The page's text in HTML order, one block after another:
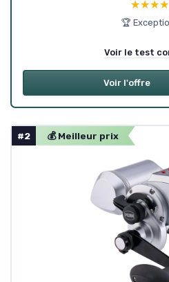
🏆
Voir le test
Voir l'offre
#2 💰 Meilleur prix